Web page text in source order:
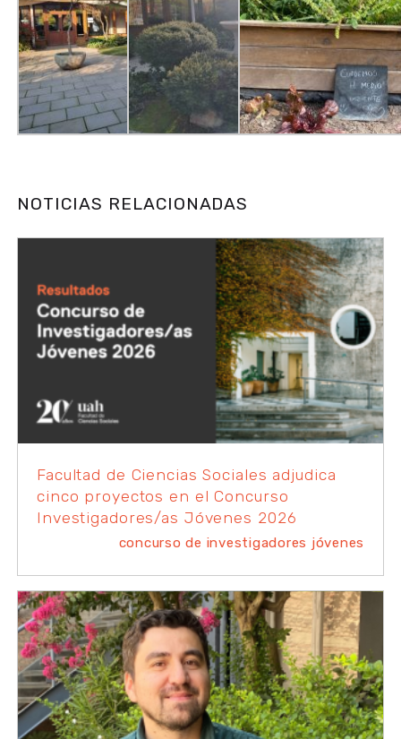
NOTICIAS RELACIONADAS
Facultad de Ciencias Sociales adjudica
cinco proyectos en el Concurso
Investigadores/as Jóvenes 2026
concurso de investigadores jóvenes